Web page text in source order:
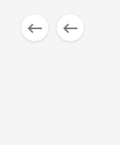
 